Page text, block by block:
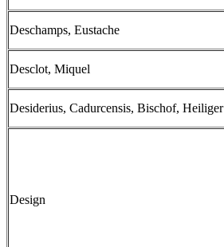
Deschamps, Eustache
Desclot, Miquel
Desiderius, Cadurcensis, Bischof, Heiliger
Design